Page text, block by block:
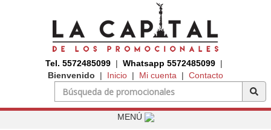
Tel. 5572485099 |Whatsapp 5572485099 |
Bienvenido | Inicio| Mi cuenta | Contacto
MENÚ